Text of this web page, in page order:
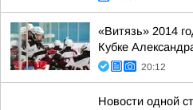
«Витязь» 2014
Кубке
20:12
Новости одной